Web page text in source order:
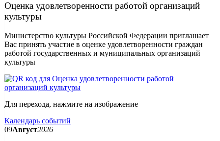
Оценка удовлетворенности работой организаций
культуры
Министерство культуры Российской Федерации приглашает
Вас принять участие в оценке удовлетворенности граждан
работой государственных и муниципальных организаций
культуры
Для перехода, нажмите на изображение
Календарь событий
09Август2026